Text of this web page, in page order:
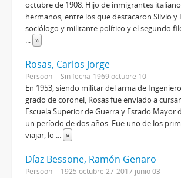
octubre de 1908. Hijo de inmigrantes
hermanos, entre los que destacaron Silvio y
sociólogo y militante político y el segundo
... »
Rosas, Carlos Jorge
Persoon Sin fecha-1969 octubre 10
En 1953, siendo militar del arma de
grado de coronel, Rosas fue enviado a
Escuela Superior de Guerra y Estado Mayor
un período de dos años. Fue uno de los
viajar, lo ... »
Díaz Bessone, Ramón Genaro
Persoon 1925 octubre 27-2017 junio 03